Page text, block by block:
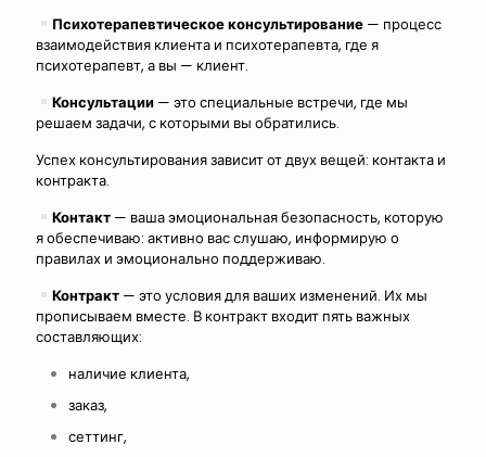
Психотерапевтическое консультирование— процесс
взаимодействия клиента и психотерапевта, где я
психотерапевт, а вы — клиент.
Консультации— это специальные встречи, где мы
решаем задачи, с которыми вы обратились.
Успех консультирования зависит от двух вещей: контакта и
контракта.
Контакт — ваша эмоциональная безопасность, которую
я обеспечиваю: активно вас слушаю, информирую о
правилах и эмоционально поддерживаю.
Контракт— это условия для ваших изменений. Их мы
прописываем вместе. В контракт входит пять важных
составляющих:
наличие клиента,
заказ,
сеттинг,